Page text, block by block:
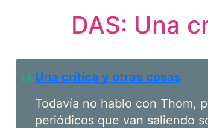
DAS: Una
Una crítica y otras cosas
Todavía no hablo con Thom,
periódicos que van saliendo